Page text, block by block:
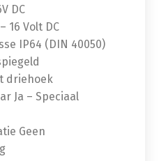
DC
16 Volt DC
IP64 (DIN 40050)
driehoek
Ja – Speciaal
Geen